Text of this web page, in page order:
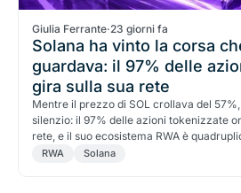
Giulia Ferrante·23 giorni fa
Solana ha vinto la corsa
guardava: il 97% delle
gira sulla sua rete
Mentre il prezzo di SOL crollava del
silenzio: il 97% delle azioni tokenizzate
rete, e il suo ecosistema RWA è
Perché, e i limiti.
RWA Solana